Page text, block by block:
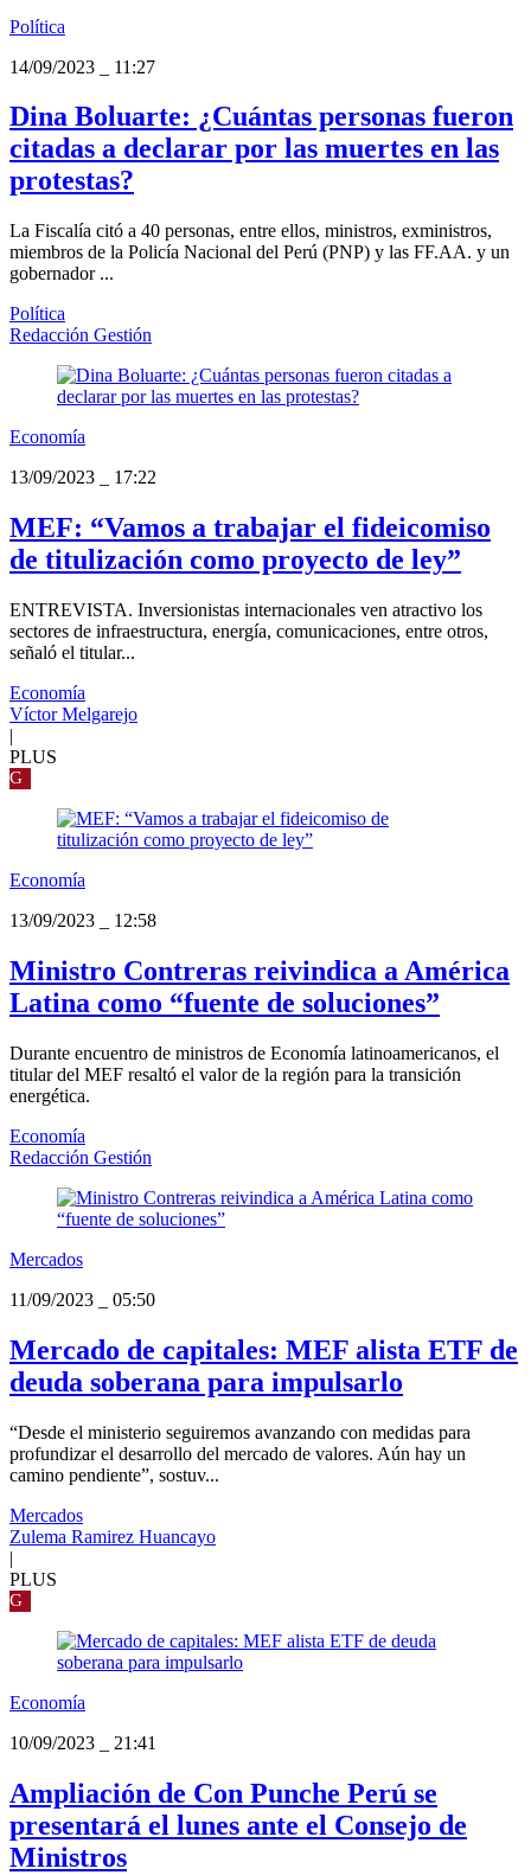
Política
14/09/2023
11:27
Dina Boluarte: ¿Cuántas personas fueron
citadas a declarar por las muertes en las
protestas?
La Fiscalía citó a 40 personas, entre ellos, ministros, exministros,
miembros de la Policía Nacional del Perú (PNP) y las FF.AA. y un
gobernador ...
Política
Redacción Gestión
Economía
13/09/2023
17:22
MEF: “Vamos a trabajar el fideicomiso
de titulización como proyecto de ley”
ENTREVISTA. Inversionistas internacionales ven atractivo los
sectores de infraestructura, energía, comunicaciones, entre otros,
señaló el titular...
Economía
Víctor Melgarejo
|
PLUS
G
Economía
13/09/2023
12:58
Ministro Contreras reivindica a América
Latina como “fuente de soluciones”
Durante encuentro de ministros de Economía latinoamericanos, el
titular del MEF resaltó el valor de la región para la transición
energética.
Economía
Redacción Gestión
Mercados
11/09/2023
05:50
Mercado de capitales: MEF alista ETF de
deuda soberana para impulsarlo
“Desde el ministerio seguiremos avanzando con medidas para
profundizar el desarrollo del mercado de valores. Aún hay un
camino pendiente”, sostuv...
Mercados
Zulema Ramirez Huancayo
|
PLUS
G
Economía
10/09/2023
21:41
Ampliación de Con Punche Perú se
presentará el lunes ante el Consejo de
Ministros